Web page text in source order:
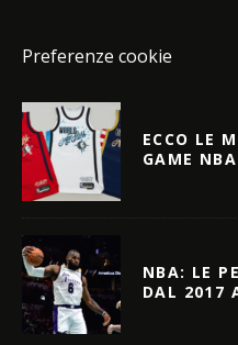
Preferenze cookie
ECCO LE
GAME
NBA: LE
DAL 2017